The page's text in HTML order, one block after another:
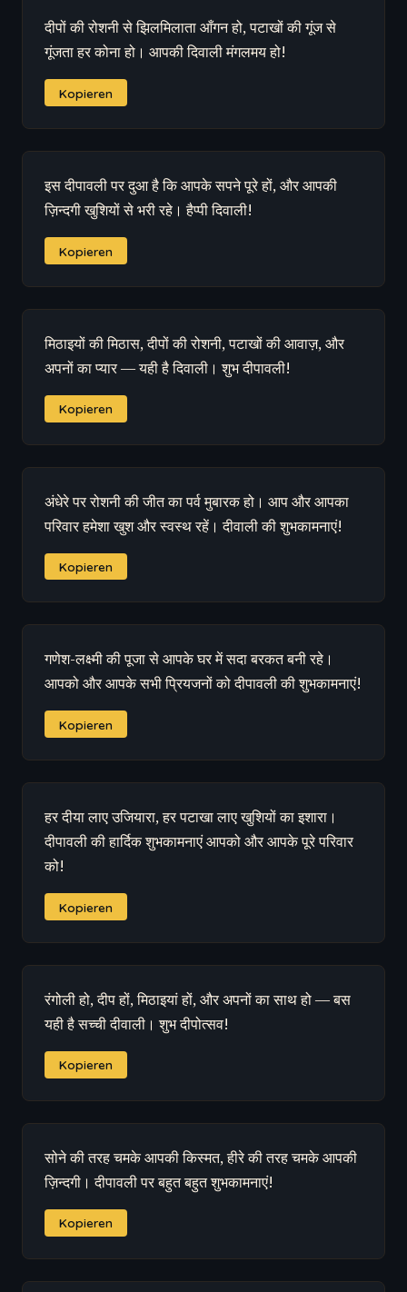
दीपों की रोशनी से झिलमिलाता आँगन हो, पटाखों की गूंज से
गूंजता हर कोना हो। आपकी दिवाली मंगलमय हो!
Kopieren
इस दीपावली पर दुआ है कि आपके सपने पूरे हों, और आपकी
ज़िन्दगी खुशियों से भरी रहे। हैप्पी दिवाली!
Kopieren
मिठाइयों की मिठास, दीपों की रोशनी, पटाखों की आवाज़, और
अपनों का प्यार — यही है दिवाली। शुभ दीपावली!
Kopieren
अंधेरे पर रोशनी की जीत का पर्व मुबारक हो। आप और आपका
परिवार हमेशा खुश और स्वस्थ रहें। दीवाली की शुभकामनाएं!
Kopieren
गणेश-लक्ष्मी की पूजा से आपके घर में सदा बरकत बनी रहे।
आपको और आपके सभी प्रियजनों को दीपावली की शुभकामनाएं!
Kopieren
हर दीया लाए उजियारा, हर पटाखा लाए खुशियों का इशारा।
दीपावली की हार्दिक शुभकामनाएं आपको और आपके पूरे परिवार
को!
Kopieren
रंगोली हो, दीप हों, मिठाइयां हों, और अपनों का साथ हो — बस
यही है सच्ची दीवाली। शुभ दीपोत्सव!
Kopieren
सोने की तरह चमके आपकी किस्मत, हीरे की तरह चमके आपकी
ज़िन्दगी। दीपावली पर बहुत बहुत शुभकामनाएं!
Kopieren